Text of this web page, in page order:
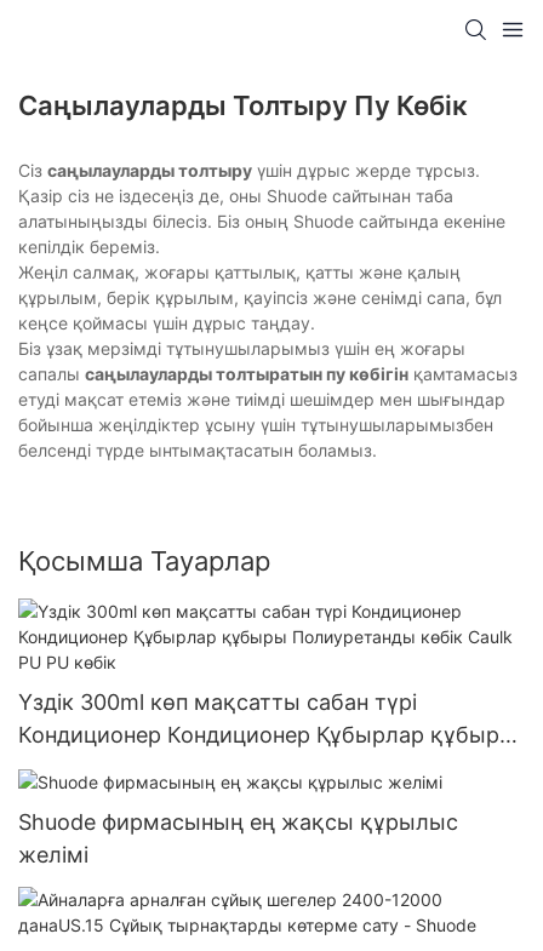
Саңылауларды Толтыру Пу Көбік
Сіз саңылауларды толтыру үшін дұрыс жерде тұрсыз.
Қазір сіз не іздесеңіз де, оны Shuode сайтынан таба
алатыныңызды білесіз. Біз оның Shuode сайтында екеніне
кепілдік береміз.
Жеңіл салмақ, жоғары қаттылық, қатты және қалың
құрылым, берік құрылым, қауіпсіз және сенімді сапа, бұл
кеңсе қоймасы үшін дұрыс таңдау.
Біз ұзақ мерзімді тұтынушыларымыз үшін ең жоғары
сапалы саңылауларды толтыратын пу көбігін қамтамасыз
етуді мақсат етеміз және тиімді шешімдер мен шығындар
бойынша жеңілдіктер ұсыну үшін тұтынушыларымызбен
белсенді түрде ынтымақтасатын боламыз.
Қосымша Тауарлар
Үздік 300ml көп мақсатты сабан түрі
Кондиционер Кондиционер Құбырлар құбыры
Полиуретанды көбік Caulk PU PU көбік
Shuode фирмасының ең жақсы құрылыс
желімі